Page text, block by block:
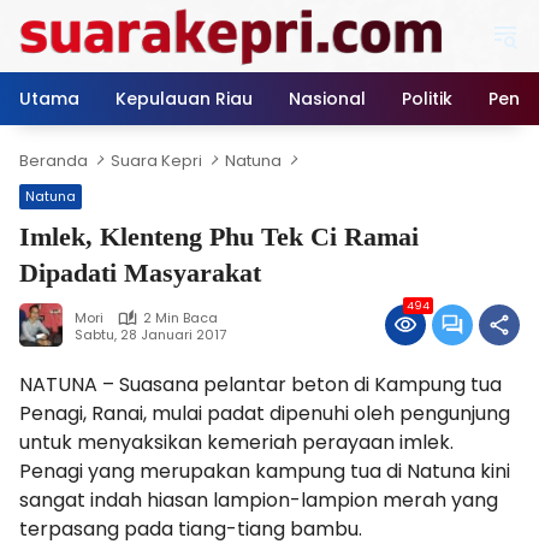
konten
Utama
Kepulauan Riau Nasional Politik
Beranda Suara Kepri Natuna
Natuna
Imlek, Klenteng Phu Tek Ci Ramai
Dipadati Masyarakat
Mori
2 Min Baca
Sabtu, 28 Januari 2017
494
NATUNA – Suasana pelantar beton di Kampung tua
Penagi, Ranai, mulai padat dipenuhi oleh pengunjung
untuk menyaksikan kemeriah perayaan imlek.
Penagi yang merupakan kampung tua di Natuna kini
sangat indah hiasan lampion-lampion merah yang
terpasang pada tiang-tiang bambu.